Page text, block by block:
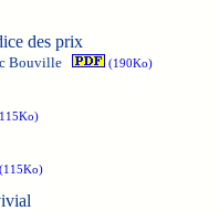
des prix
Bouville (190Ko)
(115Ko)